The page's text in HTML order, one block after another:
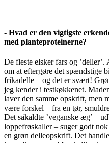
- Hvad er den vigtigste
med planteproteinerne?
De fleste elsker fars og
om at eftergøre det spændstige
frikadelle – og det er svært!
jeg kender i testkøkkenet.
laver den samme opskrift, men
være forskel – fra en tør,
Det såkaldte ’veganske æg’ –
loppefrøskaller – suger godt
en grøn delleopskrift. Det